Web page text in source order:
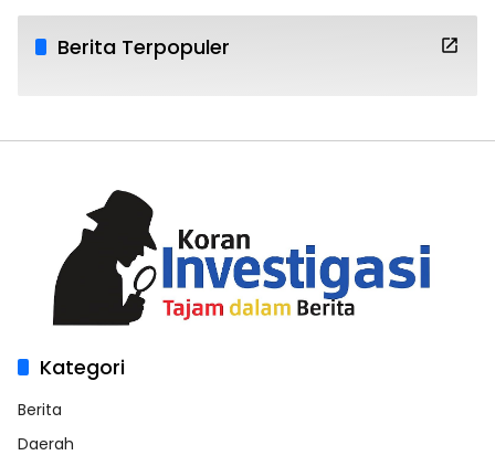
Berita Terpopuler
Kategori
Berita
Daerah